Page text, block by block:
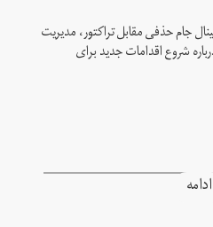
جام حذفی مقابل تراکتور، مدیریت
شروع اقدامات جدید برای
ادامه